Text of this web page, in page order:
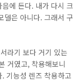
에 든다. 내가 다시 크
델은 아니다. 그래서 구
라기 보다 거기 있는
거였고, 착용해보니
기능성 렌즈 착용하고